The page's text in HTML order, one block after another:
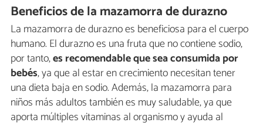
Beneficios de la mazamorra de durazno
La mazamorra de durazno es beneficiosa para el cuerpo
humano. El durazno es una fruta que no contiene sodio,
por tanto,es recomendable que sea consumida por
bebés, ya que al estar en crecimiento necesitan tener
una dieta baja en sodio. Además, la mazamorra para
niños más adultos también es muy saludable, ya que
aporta múltiples vitaminas al organismo y ayuda al